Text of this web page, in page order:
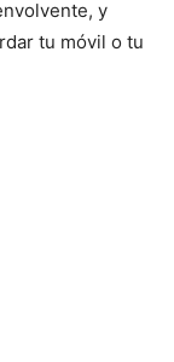
y
tu móvil o tu